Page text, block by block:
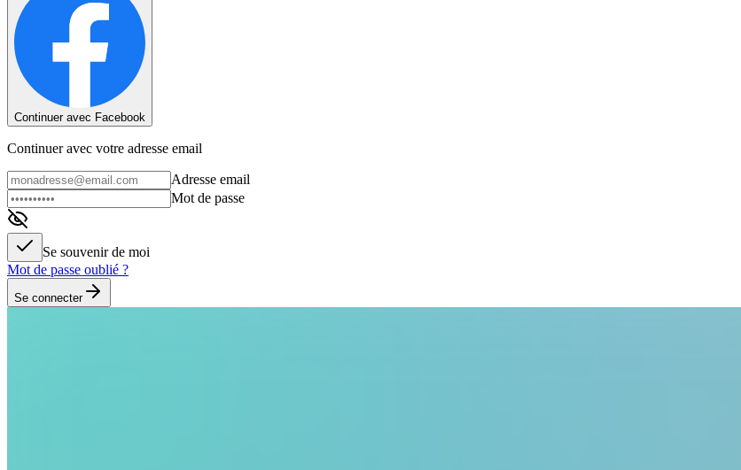
Continuer avec Facebook
Continuer avec votre adresse email
Adresse email
Mot de passe
Se souvenir de moi
Mot de passe oublié ?
Se connecter